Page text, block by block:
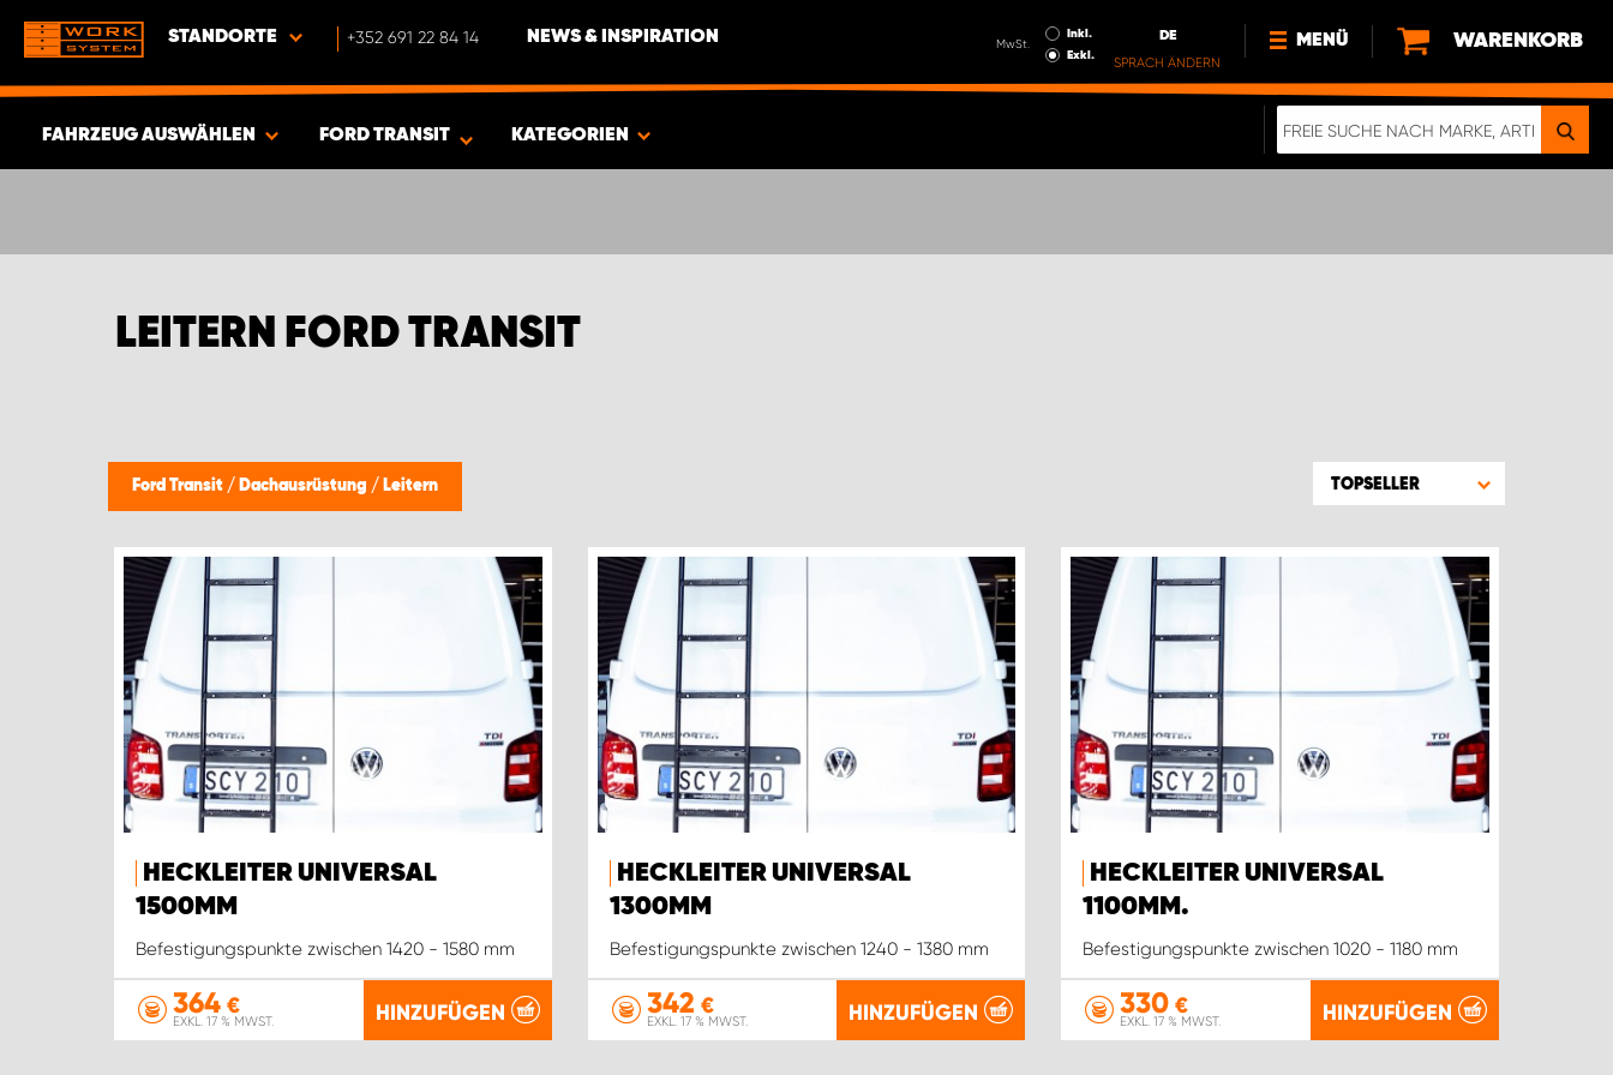
STANDORTE +352 691 22 84 14 NEWS & INSPIRATION MwSt.
Inkl.
Exkl.
DE
SPRACH ÄNDERN
MENÜ
NEWS
WARENKORB
FAHRZEUG AUSWÄHLEN
ARTIKEL
FORD TRANSIT KATEGORIEN
LEITERN FORD TRANSIT
Ford Transit / Dachausrüstung / Leitern TOPSELLER
HECKLEITER UNIVERSAL
1500MM
Befestigungspunkte zwischen 1420 - 1580 mm
364 €
EXKL. 17 % MWST. HINZUFÜGEN
HECKLEITER UNIVERSAL
1300MM
Befestigungspunkte zwischen 1240 - 1380 mm
342 €
EXKL. 17 % MWST. HINZUFÜGEN
HECKLEITER UNIVERSAL
1100MM.
Befestigungspunkte zwischen 1020 - 1180 mm
330 €
EXKL. 17 % MWST. HINZUFÜGEN